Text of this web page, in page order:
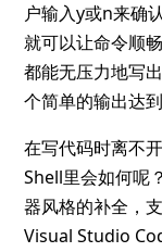
户输入y或n来确
就可以让命令顺
都能无压力地写
个简单的输出达
在写代码时离不
Shell里会如何呢
器风格的补全，
Visual Studio